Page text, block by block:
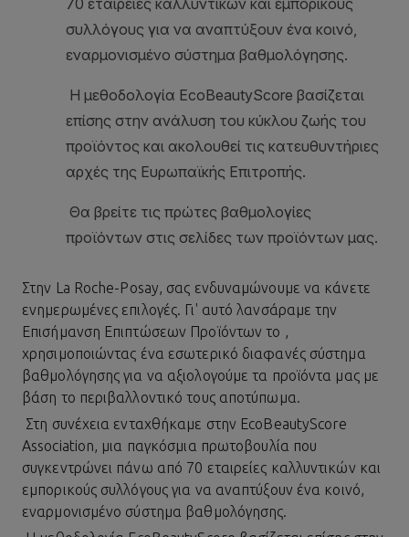
Στην La Roche-Posay, σας ενδυναμώνουμε να κάνετε
ενημερωμένες επιλογές. Γι' αυτό λανσάραμε την
Επισήμανση Επιπτώσεων Προϊόντων το ,
χρησιμοποιώντας ένα εσωτερικό διαφανές σύστημα
βαθμολόγησης για να αξιολογούμε τα προϊόντα μας με
βάση το περιβαλλοντικό τους αποτύπωμα.
Στη συνέχεια ενταχθήκαμε στην EcoBeautyScore
Association, μια παγκόσμια πρωτοβουλία που
συγκεντρώνει πάνω από 70 εταιρείες καλλυντικών και
εμπορικούς συλλόγους για να αναπτύξουν ένα κοινό,
εναρμονισμένο σύστημα βαθμολόγησης.